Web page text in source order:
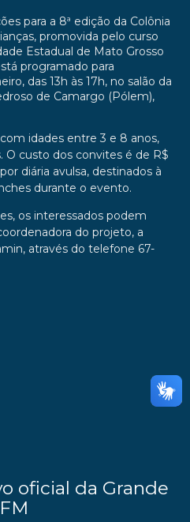
para a 8ª edição da Colônia
promovida pelo curso
Estadual de Mato Grosso
programado para
das 13h às 17h, no salão da
de Camargo (Pólem),
idades entre 3 e 8 anos,
O custo dos convites é de R$
diária avulsa, destinados à
durante o evento.
os interessados podem
do projeto, a
através do telefone 67-
oficial da Grande
FM